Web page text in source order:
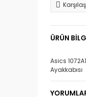
ÜRÜN
Asics
Ayakkabısı